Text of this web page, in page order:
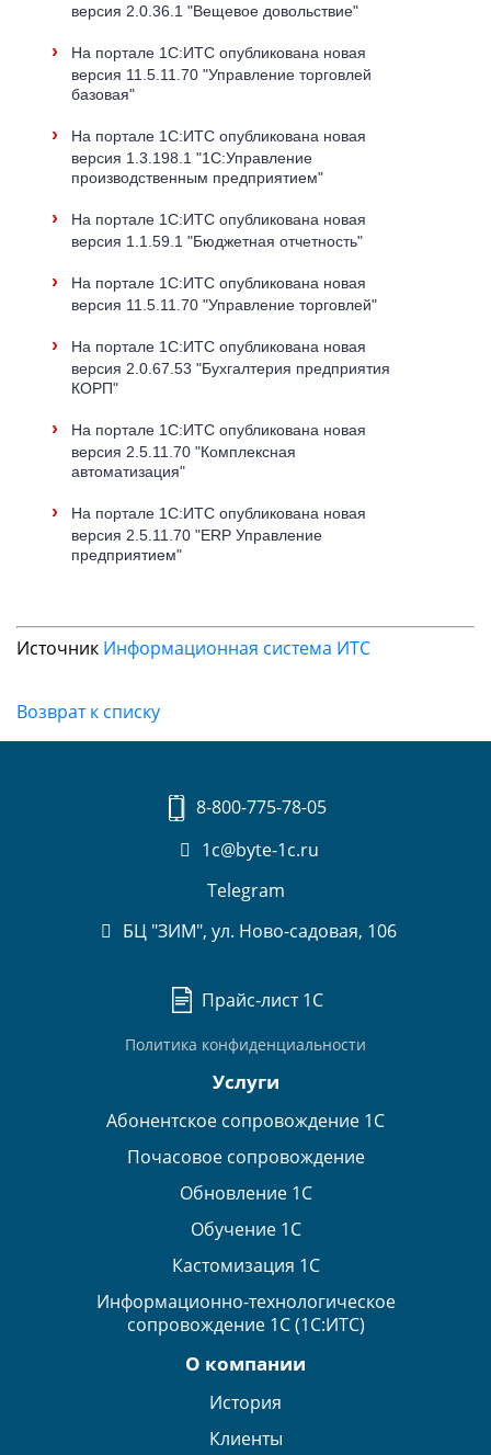
версия 2.0.36.1 "Вещевое довольствие"
›
На портале 1С:ИТС опубликована новая
версия 11.5.11.70 "Управление торговлей
базовая"
›
На портале 1С:ИТС опубликована новая
версия 1.3.198.1 "1С:Управление
производственным предприятием"
›
На портале 1С:ИТС опубликована новая
версия 1.1.59.1 "Бюджетная отчетность"
›
На портале 1С:ИТС опубликована новая
версия 11.5.11.70 "Управление торговлей"
›
На портале 1С:ИТС опубликована новая
версия 2.0.67.53 "Бухгалтерия предприятия
КОРП"
›
На портале 1С:ИТС опубликована новая
версия 2.5.11.70 "Комплексная
автоматизация"
›
На портале 1С:ИТС опубликована новая
версия 2.5.11.70 "ERP Управление
предприятием"
Источник Информационная система ИТС
Возврат к списку
8-800-775-78-05
1c@byte-1c.ru
Telegram
БЦ "ЗИМ", ул. Ново-садовая, 106
Прайс-лист 1С
Политика конфиденциальности
Услуги
Абонентское сопровождение 1С
Почасовое сопровождение
Обновление 1С
Обучение 1С
Кастомизация 1С
Информационно-технологическое
сопровождение 1С (1С:ИТС)
О компании
История
Клиенты